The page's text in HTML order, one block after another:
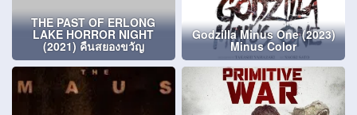
THE PAST OF ERLONG
LAKE HORROR NIGHT
(2021) คืนสยองขวัญ
Godzilla Minus One (2023)
Minus Color